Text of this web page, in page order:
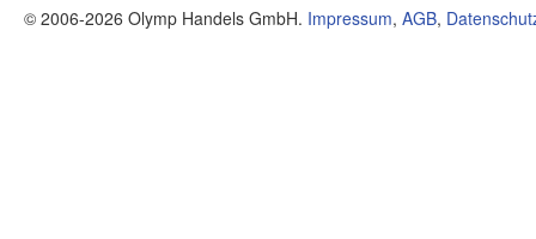
© 2006-2026 Olymp Handels GmbH. Impressum, AGB,